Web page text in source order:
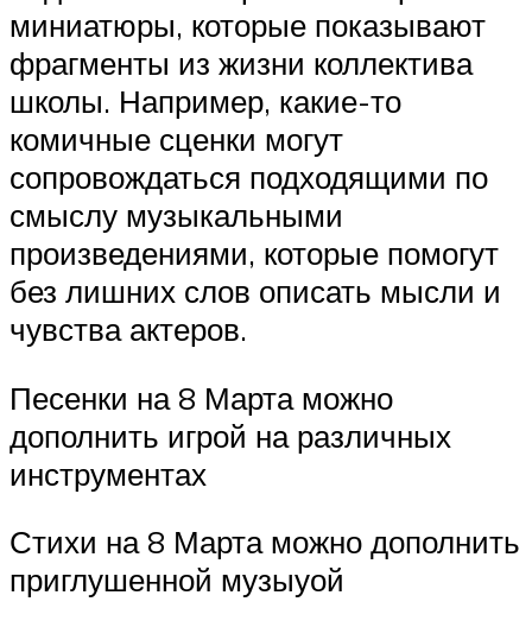
миниатюры, которые показывают
фрагменты из жизни коллектива
школы. Например, какие-то
комичные сценки могут
сопровождаться подходящими по
смыслу музыкальными
произведениями, которые помогут
без лишних слов описать мысли и
чувства актеров.
Песенки на 8 Марта можно
дополнить игрой на различных
инструментах
Стихи на 8 Марта можно дополнить
приглушенной музыуой